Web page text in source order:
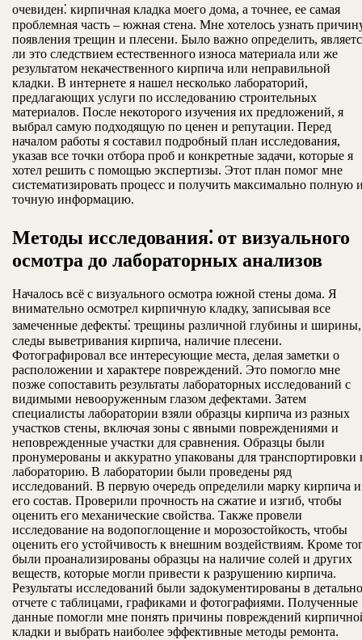
очевиден⁚ кирпичная кладка моего дома, а точнее, ее самая
проблемная часть – южная стена. Мне хотелось узнать
появления трещин и плесени. Было важно определить,
ли это следствием естественного износа материала или же
результатом некачественного кирпича или неправильной
кладки. В интернете я нашел несколько лабораторий,
предлагающих услуги по исследованию строительных
материалов. После некоторого изучения их предложений, я
выбрал самую подходящую по ценен и репутации. Перед
началом работы я составил подробный план исследования,
указав все точки отбора проб и конкретные задачи, которые я
хотел решить с помощью экспертизы. Этот план помог мне
систематизировать процесс и получить максимально полную
точную информацию.
Методы исследования⁚ от визуального
осмотра до лабораторных анализов
Началось всё с визуального осмотра южной стены дома. Я
внимательно осмотрел кирпичную кладку, записывая все
замеченные дефекты⁚ трещины различной глубины и ширины,
следы выветривания кирпича, наличие плесени.
Фотографировал все интересующие места, делая заметки о
расположении и характере повреждений. Это помогло мне
позже сопоставить результаты лабораторных исследований с
видимыми невооруженным глазом дефектами. Затем
специалисты лаборатории взяли образцы кирпича из разных
участков стены, включая зоны с явными повреждениями и
неповрежденные участки для сравнения. Образцы были
пронумерованы и аккуратно упакованы для транспортировки
лабораторию. В лаборатории были проведены ряд
исследований. В первую очередь определили марку кирпича и
его состав. Проверили прочность на сжатие и изгиб, чтобы
оценить его механические свойства. Также провели
исследование на водопоглощение и морозостойкость, чтобы
оценить его устойчивость к внешним воздействиям. Кроме
были проанализированы образцы на наличие солей и других
веществ, которые могли привести к разрушению кирпича.
Результаты исследований были задокументированы в
отчете с таблицами, графиками и фотографиями. Полученные
данные помогли мне понять причины повреждений
кладки и выбрать наиболее эффективные методы ремонта.